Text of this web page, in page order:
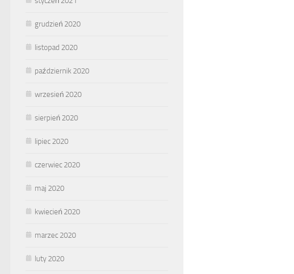
grudzień 2020
listopad 2020
październik 2020
wrzesień 2020
sierpień 2020
lipiec 2020
czerwiec 2020
maj 2020
kwiecień 2020
marzec 2020
luty 2020